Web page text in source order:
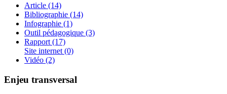
Article (14)
Bibliographie (14)
Infographie (1)
Outil pédagogique (3)
Rapport (17)
Site internet (0)
Vidéo (2)
Enjeu transversal